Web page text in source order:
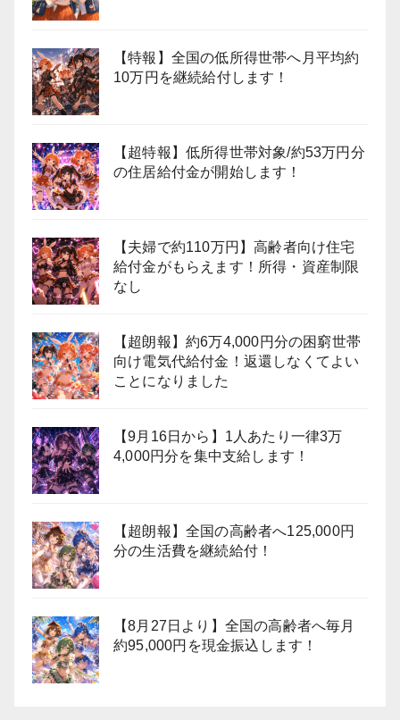
【特報】全国の低所得世帯へ月平均約
10万円を継続給付します！
【超特報】低所得世帯対象/約53万円分
の住居給付金が開始します！
【夫婦で約110万円】高齢者向け住宅
給付金がもらえます！所得・資産制限
なし
【超朗報】約6万4,000円分の困窮世帯
向け電気代給付金！返還しなくてよい
ことになりました
【9月16日から】1人あたり一律3万
4,000円分を集中支給します！
【超朗報】全国の高齢者へ125,000円
分の生活費を継続給付！
【8月27日より】全国の高齢者へ毎月
約95,000円を現金振込します！